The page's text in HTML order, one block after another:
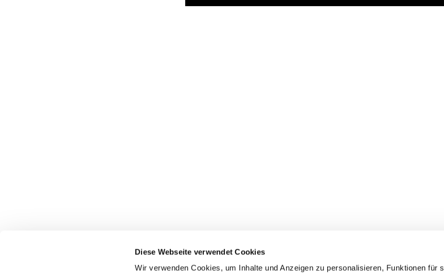
Diese Webseite verwendet Cookies
Wir verwenden Cookies, um Inhalte und Anzeigen zu personalisieren, Funktionen für